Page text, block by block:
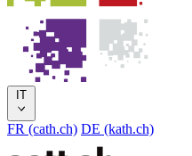
IT
FR (cath.ch) DE (kath.ch)